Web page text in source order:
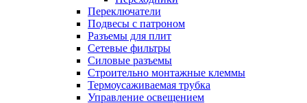
Переключатели
Подвесы с патроном
Разъемы для плит
Сетевые фильтры
Силовые разъемы
Строительно монтажные клеммы
Термоусаживаемая трубка
Управление освещением